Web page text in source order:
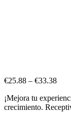
€25.88 – €33.38
¡Mejora tu
crecimiento.